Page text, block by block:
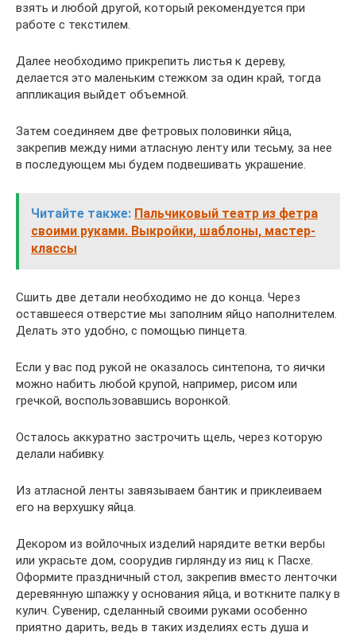
взять и любой другой, который рекомендуется при
работе с текстилем.
Далее необходимо прикрепить листья к дереву,
делается это маленьким стежком за один край, тогда
аппликация выйдет объемной.
Затем соединяем две фетровых половинки яйца,
закрепив между ними атласную ленту или тесьму, за нее
в последующем мы будем подвешивать украшение.
Читайте также: Пальчиковый театр из фетра
своими руками. Выкройки, шаблоны, мастер-
классы
Сшить две детали необходимо не до конца. Через
оставшееся отверстие мы заполним яйцо наполнителем.
Делать это удобно, с помощью пинцета.
Если у вас под рукой не оказалось синтепона, то яички
можно набить любой крупой, например, рисом или
гречкой, воспользовавшись воронкой.
Осталось аккуратно застрочить щель, через которую
делали набивку.
Из атласной ленты завязываем бантик и приклеиваем
его на верхушку яйца.
Декором из войлочных изделий нарядите ветки вербы
или украсьте дом, соорудив гирлянду из яиц к Пасхе.
Оформите праздничный стол, закрепив вместо ленточки
деревянную шпажку у основания яйца, и воткните палку в
кулич. Сувенир, сделанный своими руками особенно
приятно дарить, ведь в таких изделиях есть душа и